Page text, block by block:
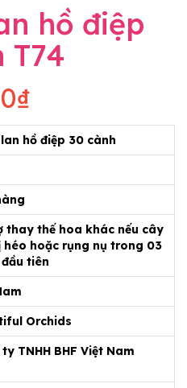
hồ điệp
T74
hồ điệp 30 cành
thay thế hoa khác nếu cây
héo hoặc rụng nụ trong 03
tiên
Orchids
TNHH BHF Việt Nam